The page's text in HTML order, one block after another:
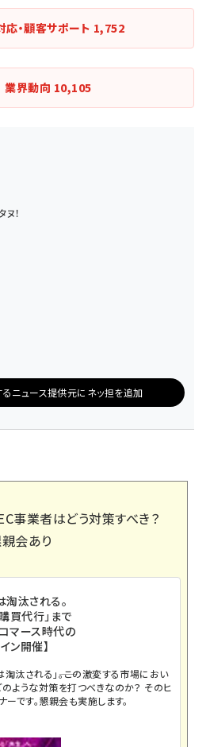
応・顧客サポート 1,752
業界動向 10,105
！
ニュース提供元にネッ担を追加
事業者はどう対策すべき？
会あり
汰される。
買代行」まで
コマース時代の
ン開催】
汰される」――。この激変する市場におい
のような対策を打つべきなのか？ そのヒ
です。懇親会も実施します。